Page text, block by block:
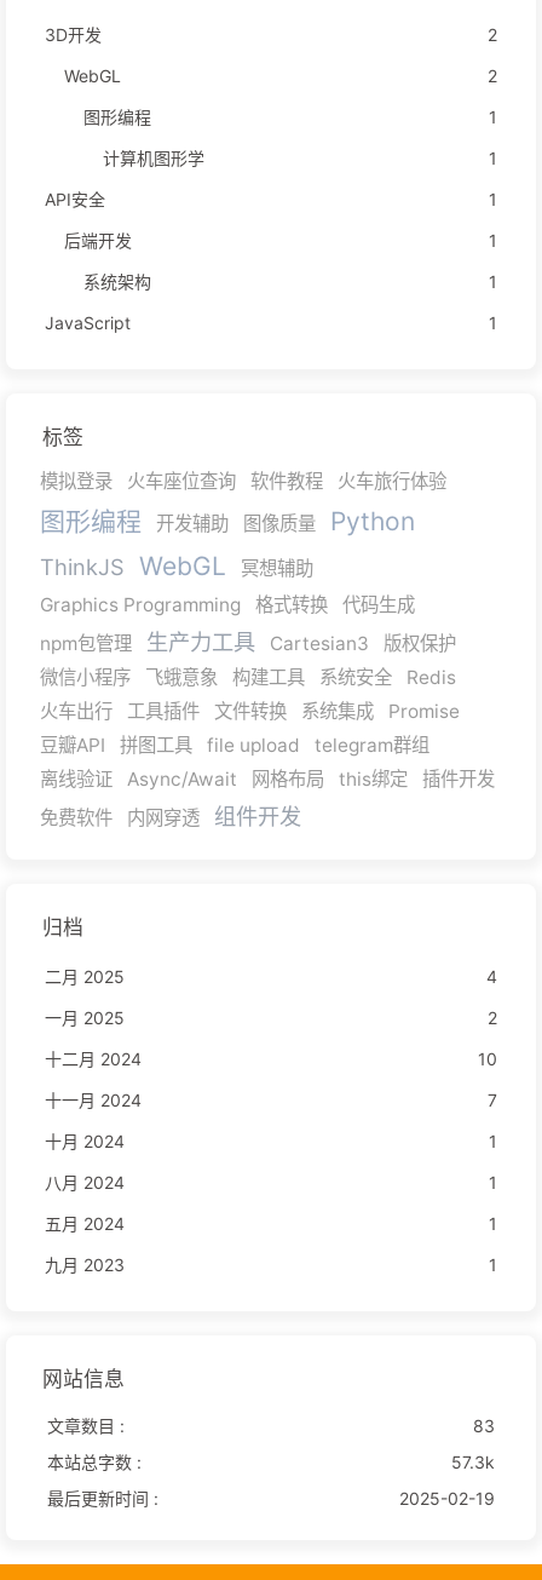
3D开发
2
WebGL
2
图形编程
1
计算机图形学
1
API安全
1
后端开发
1
系统架构
1
JavaScript
1
标签
模拟登录 火车座位查询 软件教程 火车旅行体验
图形编程 开发辅助 图像质量 Python
ThinkJS WebGL
冥想辅助
Graphics Programming
格式转换
代码生成
npm包管理
生产力工具 Cartesian3
版权保护
微信小程序
飞蛾意象 构建工具 系统安全
Redis
火车出行
工具插件 文件转换 系统集成
Promise
豆瓣API
拼图工具 file upload
telegram群组
离线验证
Async/Await 网格布局 this绑定
插件开发
免费软件
内网穿透 组件开发
归档
二月 2025
4
一月 2025
2
十二月 2024
10
十一月 2024
7
十月 2024
1
八月 2024
1
五月 2024
1
九月 2023
1
网站信息
文章数目 :
83
本站总字数 :
57.3k
最后更新时间 :
2025-02-19